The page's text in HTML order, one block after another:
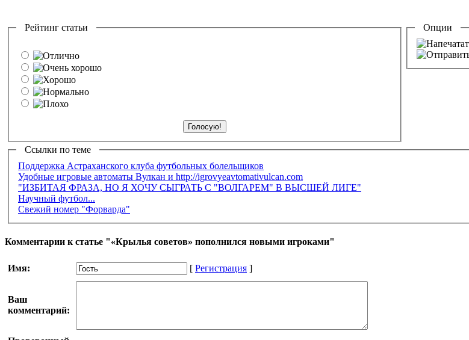
Рейтинг статьи
Опции
Ссылки по теме
Поддержка Астраханского клуба футбольных болельщиков
Удобные игровые автоматы Вулкан и http://igrovyeavtomativulcan.com
"ИЗБИТАЯ ФРАЗА, НО Я ХОЧУ СЫГРАТЬ С "ВОЛГАРЕМ" В ВЫСШЕЙ ЛИГЕ"
Научный футбол...
Свежий номер "Форварда"
Комментарии к статье "«Крылья советов» пополнился новыми игроками"
Имя: [ Регистрация ]
Ваш
комментарий: